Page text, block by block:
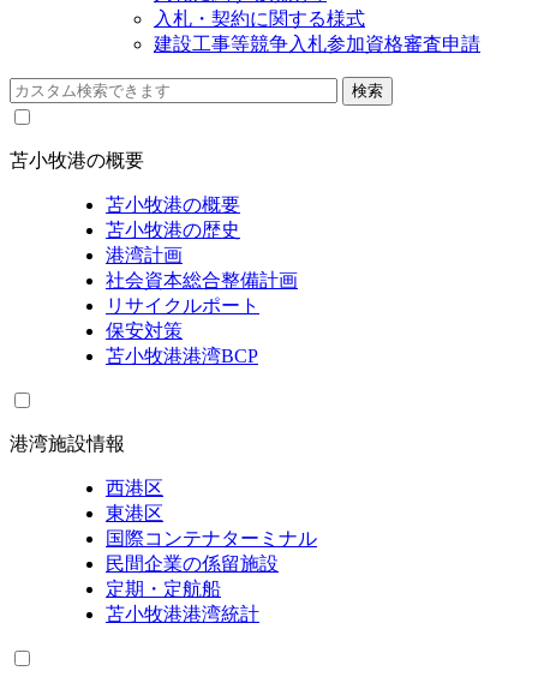
入札・契約に関する様式
建設工事等競争入札参加資格審査申請
苫小牧港の概要
苫小牧港の概要
苫小牧港の歴史
港湾計画
社会資本総合整備計画
リサイクルポート
保安対策
苫小牧港港湾BCP
港湾施設情報
西港区
東港区
国際コンテナターミナル
民間企業の係留施設
定期・定航船
苫小牧港港湾統計